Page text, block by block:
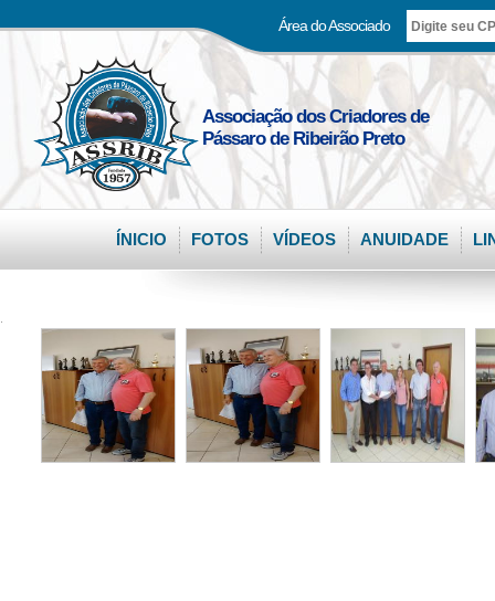
Área do Associado
Associação dos Criadores de
Pássaro de Ribeirão Preto
ÍNICIO FOTOS VÍDEOS ANUIDADE